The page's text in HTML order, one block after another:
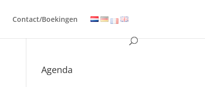
Contact/Boekingen
Agenda